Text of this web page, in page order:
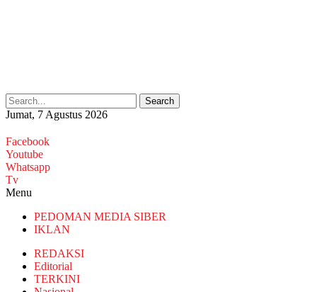
Search
Jumat, 7 Agustus 2026
Facebook
Youtube
Whatsapp
Tv
Menu
PEDOMAN MEDIA SIBER
IKLAN
REDAKSI
Editorial
TERKINI